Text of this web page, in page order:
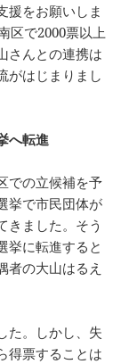
援をお願いしま
区で2000票以上
さんとの連携は
がはじまりまし
へ転進
での立候補を予
挙で市民団体が
きました。そう
挙に転進すると
者の大山はるえ
た。しかし、失
得票することは